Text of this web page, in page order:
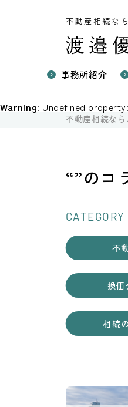
不動産相続な
事務所紹介
Warning: Undefined
不動産相続な
“”のコ
CATEGORY
不
換価
相続